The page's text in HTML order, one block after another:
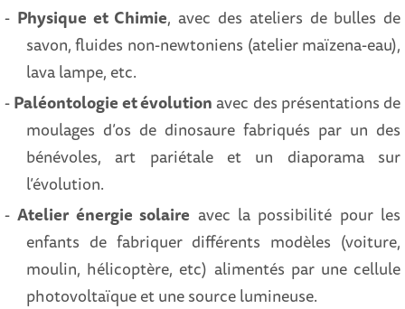
- Physique et Chimie, avec des ateliers de bulles de
savon, fluides non-newtoniens (atelier maïzena-eau),
lava lampe, etc.
-Paléontologie et évolutionavec des présentations de
moulages d’os de dinosaure fabriqués par un des
bénévoles, art pariétale et un diaporama sur
l’évolution.
-Atelier énergie solaire avec la possibilité pour les
enfants de fabriquer différents modèles (voiture,
moulin, hélicoptère, etc) alimentés par une cellule
photovoltaïque et une source lumineuse.